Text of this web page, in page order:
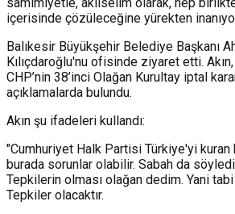
içerisinde çözüleceğine yürekten
Balıkesir Büyükşehir Belediye Başkanı
Kılıçdaroğlu'nu ofisinde ziyaret etti.
CHP’nin 38’inci Olağan Kurultay iptal
açıklamalarda bulundu.
Akın şu ifadeleri kullandı:
"Cumhuriyet Halk Partisi Türkiye'yi kuran
burada sorunlar olabilir. Sabah da
Tepkilerin olması olağan dedim. Yani
Tepkiler olacaktır.